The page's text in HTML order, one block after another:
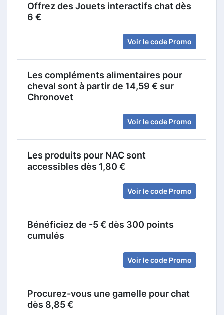
Offrez des Jouets interactifs chat dès
6 €
Voir le code Promo
Les compléments alimentaires pour
cheval sont à partir de 14,59 € sur
Chronovet
Voir le code Promo
Les produits pour NAC sont
accessibles dès 1,80 €
Voir le code Promo
Bénéficiez de -5 € dès 300 points
cumulés
Voir le code Promo
Procurez-vous une gamelle pour chat
dès 8,85 €